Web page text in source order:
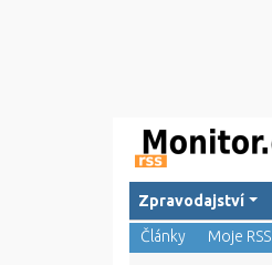
Zpravodajství
Články
Moje RSS